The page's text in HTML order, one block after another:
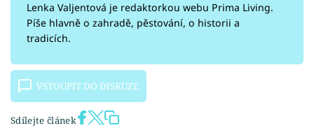
Lenka Valjentová je redaktorkou webu Prima Living.
Píše hlavně o zahradě, pěstování, o historii a
tradicích.
VSTOUPIT DO DISKUZE
Sdílejte článek